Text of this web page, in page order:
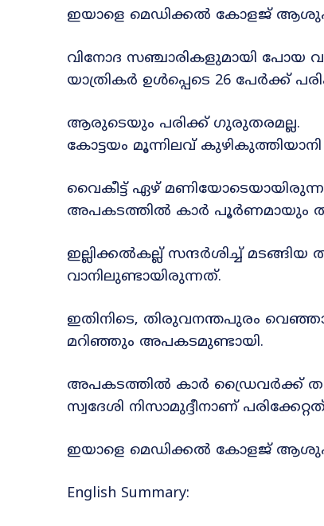
ഇയാളെ മെഡിക്കൽ കോളജ്
വിനോദ സഞ്ചാരികളുമായി പോയ
യാത്രികർ ഉൾപ്പെടെ 26 പേർക്ക്
ആരുടെയും പരിക്ക് ഗുരുതരമല്ല.
കോട്ടയം മൂന്നിലവ്
വൈകീട്ട് ഏഴ്
അപകടത്തില്‍ കാര്‍ പൂര്‍ണമായും
ഇല്ലിക്കല്‍കല്ല് സന്ദര്‍ശിച്ച്
വാനിലുണ്ടായിരുന്നത്.
ഇതിനിടെ, തിരുവനന്തപുരം
മറിഞ്ഞും അപകടമുണ്ടായി.
അപകടത്തിൽ കാർ ഡ്രൈവർക്ക്
സ്വദേശി നിസാമുദ്ദീനാണ്
ഇയാളെ മെഡിക്കൽ കോളജ്
English Summary: